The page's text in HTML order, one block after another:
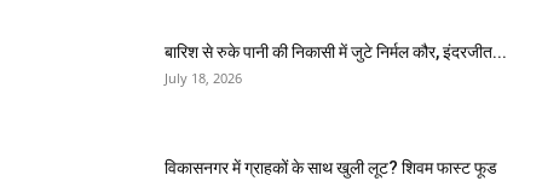
बारिश से रुके पानी की निकासी में जुटे निर्मल कौर, इंदरजीत...
July 18, 2026
विकासनगर में ग्राहकों के साथ खुली लूट? शिवम फास्ट फूड